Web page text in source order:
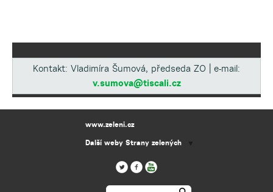
Kontakt: Vladimíra Šumová, předseda ZO | e-mail:
v.sumova@tiscali.cz
www.zeleni.cz
Další weby Strany zelených
▼